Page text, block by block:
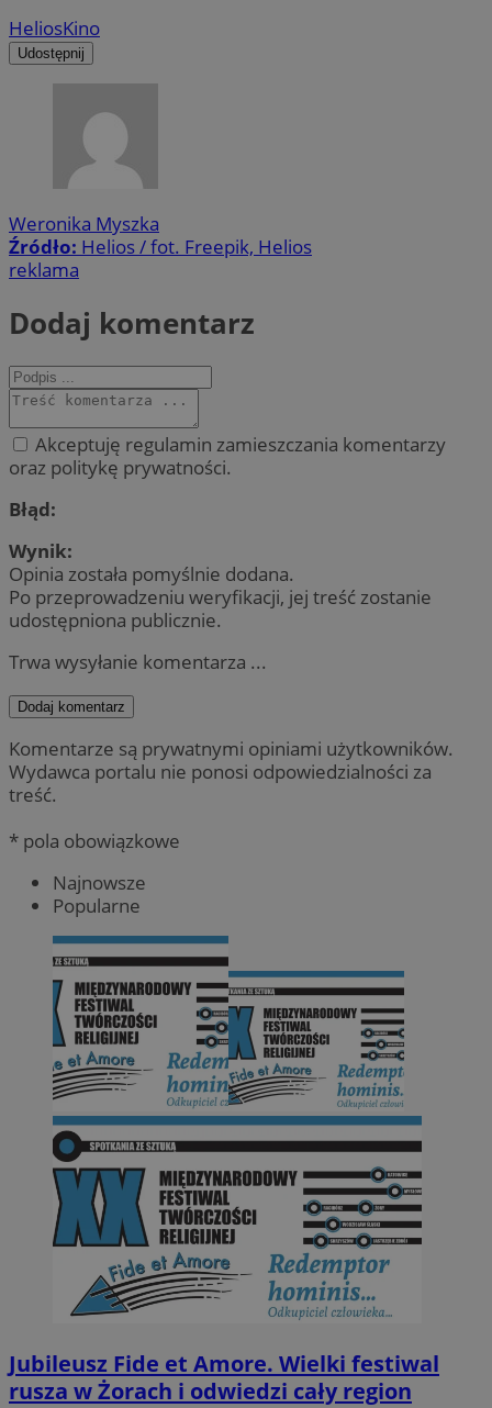
HeliosKino
Udostępnij
Weronika Myszka
Źródło: Helios / fot. Freepik, Helios
reklama
Dodaj komentarz
Akceptuję regulamin zamieszczania komentarzy
oraz politykę prywatności.
Błąd:
Wynik:
Opinia została pomyślnie dodana.
Po przeprowadzeniu weryfikacji, jej treść zostanie
udostępniona publicznie.
Trwa wysyłanie komentarza ...
Dodaj komentarz
Komentarze są prywatnymi opiniami użytkowników.
Wydawca portalu nie ponosi odpowiedzialności za
treść.
* pola obowiązkowe
Najnowsze
Popularne
Jubileusz Fide et Amore. Wielki festiwal
rusza w Żorach i odwiedzi cały region